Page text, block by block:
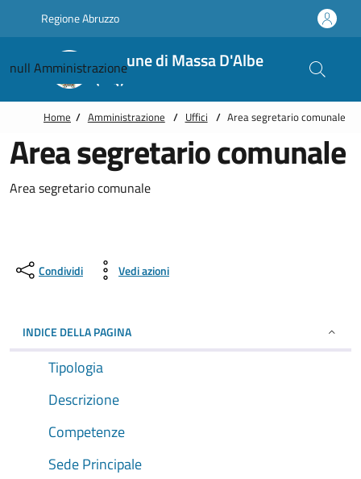
Regione Abruzzo
Comune di Massa D'Albe
(AQ)
null Amministrazione
Home / Amministrazione / Uffici / Area segretario comunale
Area segretario comunale
Area segretario comunale
Condividi Vedi azioni
INDICE DELLA PAGINA
Tipologia
Descrizione
Competenze
Sede Principale